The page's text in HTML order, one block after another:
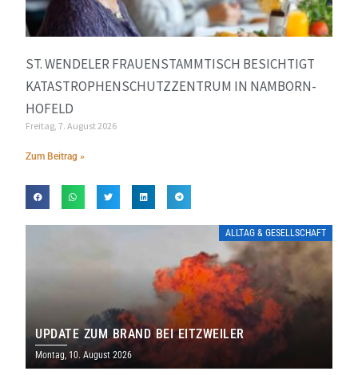
ST. WENDELER FRAUENSTAMMTISCH BESICHTIGT
KATASTROPHENSCHUTZZENTRUM IN NAMBORN-
HOFELD
Freitag, 7. August 2026
Zum Beitrag »
ALLTAG & GESELLSCHAFT
UPDATE ZUM BRAND BEI EITZWEILER
Montag, 10. August 2026